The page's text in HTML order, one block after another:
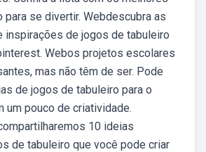
para se divertir. Webdescubra as
inspirações de jogos de tabuleiro
Webos projetos escolares
mas não têm de ser. Pode
de jogos de tabuleiro para o
um pouco de criatividade.
10 ideias
de tabuleiro que você pode criar